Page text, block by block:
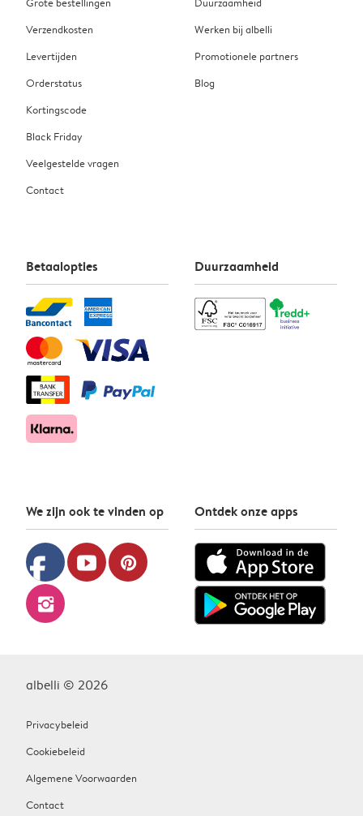
Verzendkosten
Levertijden
Orderstatus
Kortingscode
Black Friday
Veelgestelde vragen
Contact
Werken bij albelli
Promotionele partners
Blog
Betaalopties Duurzaamheid
We zijn ook te vinden op
facebook youtube pinterest
instagram
Ontdek onze apps
albelli © 2026
Privacybeleid
Cookiebeleid
Algemene Voorwaarden
Contact